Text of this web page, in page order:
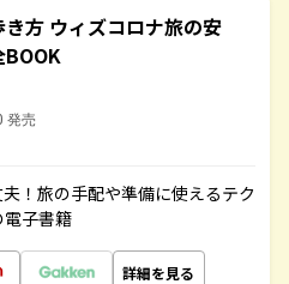
方 ウィズコロナ旅の安
発売
！旅の手配や準備に使えるテク
子書籍
詳細を見る